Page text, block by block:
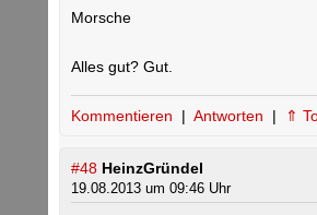
Morsche
Alles gut? Gut.
Kommentieren | Antworten | ⇑
#48 HeinzGründel
19.08.2013 um 09:46 Uhr